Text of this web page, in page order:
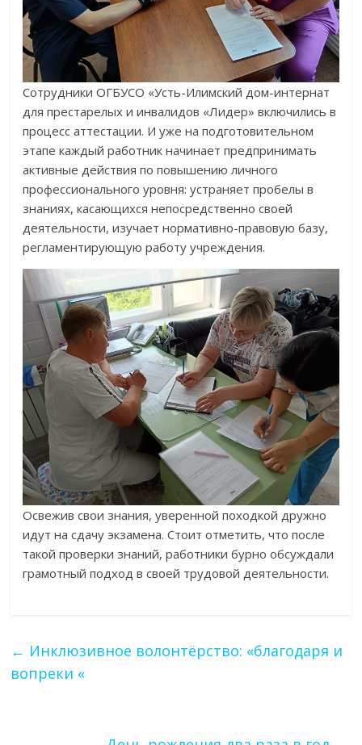
Сотрудники ОГБУСО «Усть-Илимский дом-интернат
для престарелых и инвалидов «Лидер» включились в
процесс аттестации. И уже на подготовительном
этапе каждый работник начинает предпринимать
активные действия по повышению личного
профессионального уровня: устраняет пробелы в
знаниях, касающихся непосредственно своей
деятельности, изучает нормативно-правовую базу,
регламентирующую работу учреждения.
Освежив свои знания, уверенной походкой дружно
идут на сдачу экзамена. Стоит отметить, что после
такой проверки знаний, работники бурно обсуждали
грамотный подход в своей трудовой деятельности.
← Инклюзивное волонтёрство: «благодаря и
вопреки «